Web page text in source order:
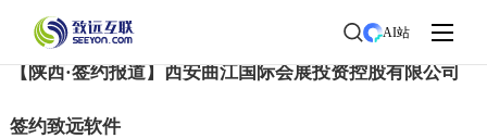
AI站
首页>了解致远>新闻中心
【陕西·签约报道】西安曲江国际会展投资控股有限公司
签约致远软件